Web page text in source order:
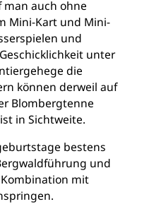
auch ohne
Mini-Kart und Mini-
und
unter
die
können derweil auf
Blombergtenne
in Sichtweite.
bestens
und
mit